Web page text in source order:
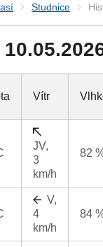
Studnice
Vítr
JV,
3
km/h
82
V,
4
km/h
84